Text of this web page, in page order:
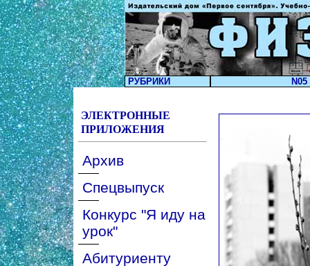
РУБРИКИ
ЭЛЕКТРОННЫЕ
ПРИЛОЖЕНИЯ
Архив
Спецвыпуск
Конкурс "Я иду на
урок"
Абитуриенту